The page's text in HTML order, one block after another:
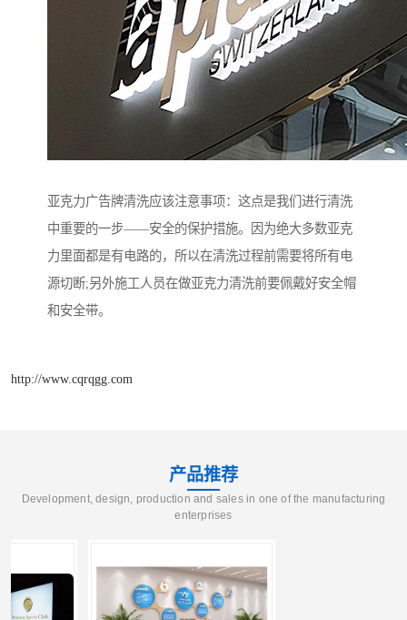
亚克力广告牌清洗应该注意事项：这点是我们进行清洗
中重要的一步——安全的保护措施。因为绝大多数亚克
力里面都是有电路的，所以在清洗过程前需要将所有电
源切断;另外施工人员在做亚克力清洗前要佩戴好安全帽
和安全带。
http://www.cqrqgg.com
产品推荐
Development, design, production and sales in one of the manufacturing
enterprises